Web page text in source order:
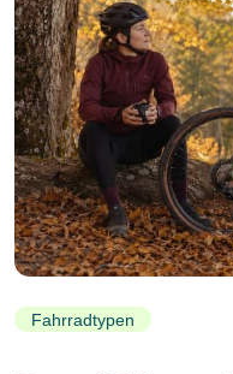
Fahrradtypen